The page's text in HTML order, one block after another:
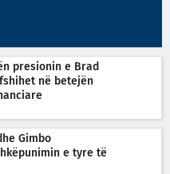
presionin e Brad
në betejën
Gimbo
e tyre të